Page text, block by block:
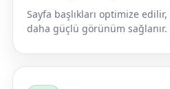
Sayfa başlıkları optimize
daha güçlü görünüm sağlanır.